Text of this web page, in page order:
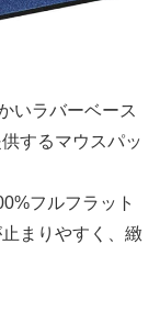
いラバーベース
するマウスパッ
フルフラット
まりやすく、緻